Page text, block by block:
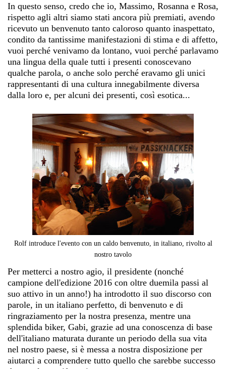
In questo senso, credo che io, Massimo, Rosanna e Rosa,
rispetto agli altri siamo stati ancora più premiati, avendo
ricevuto un benvenuto tanto caloroso quanto inaspettato,
condito da tantissime manifestazioni di stima e di affetto,
vuoi perché venivamo da lontano, vuoi perché parlavamo
una lingua della quale tutti i presenti conoscevano
qualche parola, o anche solo perché eravamo gli unici
rappresentanti di una cultura innegabilmente diversa
dalla loro e, per alcuni dei presenti, così esotica...
Rolf introduce l'evento con un caldo benvenuto, in italiano, rivolto al
nostro tavolo
Per metterci a nostro agio, il presidente (nonché
campione dell'edizione 2016 con oltre duemila passi al
suo attivo in un anno!) ha introdotto il suo discorso con
parole, in un italiano perfetto, di benvenuto e di
ringraziamento per la nostra presenza, mentre una
splendida biker, Gabi, grazie ad una conoscenza di base
dell'italiano maturata durante un periodo della sua vita
nel nostro paese, si è messa a nostra disposizione per
aiutarci a comprendere tutto quello che sarebbe successo